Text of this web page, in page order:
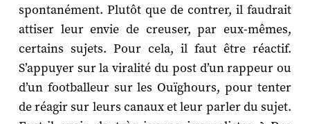
spontanément. Plutôt que de contrer, il faudrait
attiser leur envie de creuser, par eux-mêmes,
certains sujets. Pour cela, il faut être réactif.
S’appuyer sur la viralité du post d’un rappeur ou
d’un footballeur sur les Ouïghours, pour tenter
de réagir sur leurs canaux et leur parler du sujet.